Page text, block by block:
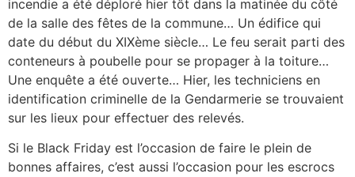
incendie a été déploré hier tôt dans la matinée du côté
de la salle des fêtes de la commune… Un édifice qui
date du début du XIXème siècle… Le feu serait parti des
conteneurs à poubelle pour se propager à la toiture…
Une enquête a été ouverte… Hier, les techniciens en
identification criminelle de la Gendarmerie se trouvaient
sur les lieux pour effectuer des relevés.
Si le Black Friday est l’occasion de faire le plein de
bonnes affaires, c’est aussi l’occasion pour les escrocs